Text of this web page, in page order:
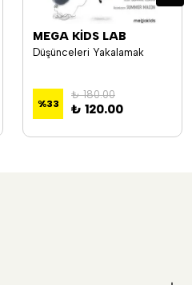
MEGA KİDS LAB
Düşünceleri Yakalamak
%33
₺ 180.00
₺ 120.00